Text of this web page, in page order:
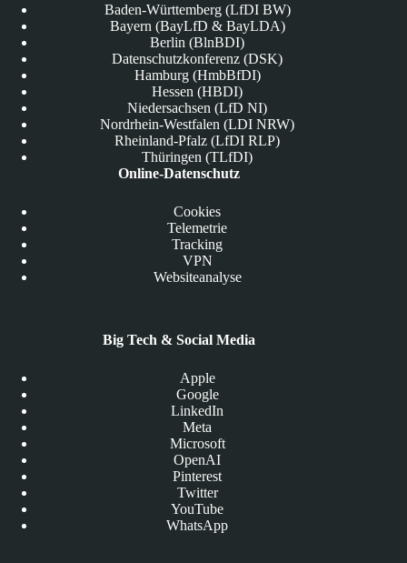
Baden-Württemberg (LfDI BW)
Bayern (BayLfD & BayLDA)
Berlin (BlnBDI)
Datenschutzkonferenz (DSK)
Hamburg (HmbBfDI)
Hessen (HBDI)
Niedersachsen (LfD NI)
Nordrhein-Westfalen (LDI NRW)
Rheinland-Pfalz (LfDI RLP)
Thüringen (TLfDI)
Online-Datenschutz
Cookies
Telemetrie
Tracking
VPN
Websiteanalyse
Big Tech & Social Media
Apple
Google
LinkedIn
Meta
Microsoft
OpenAI
Pinterest
Twitter
YouTube
WhatsApp